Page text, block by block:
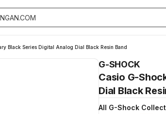
Black Series Digital Analog Dial Black Resin Band
G-SHOCK
Casio G-
Dial Black
All G-Shock